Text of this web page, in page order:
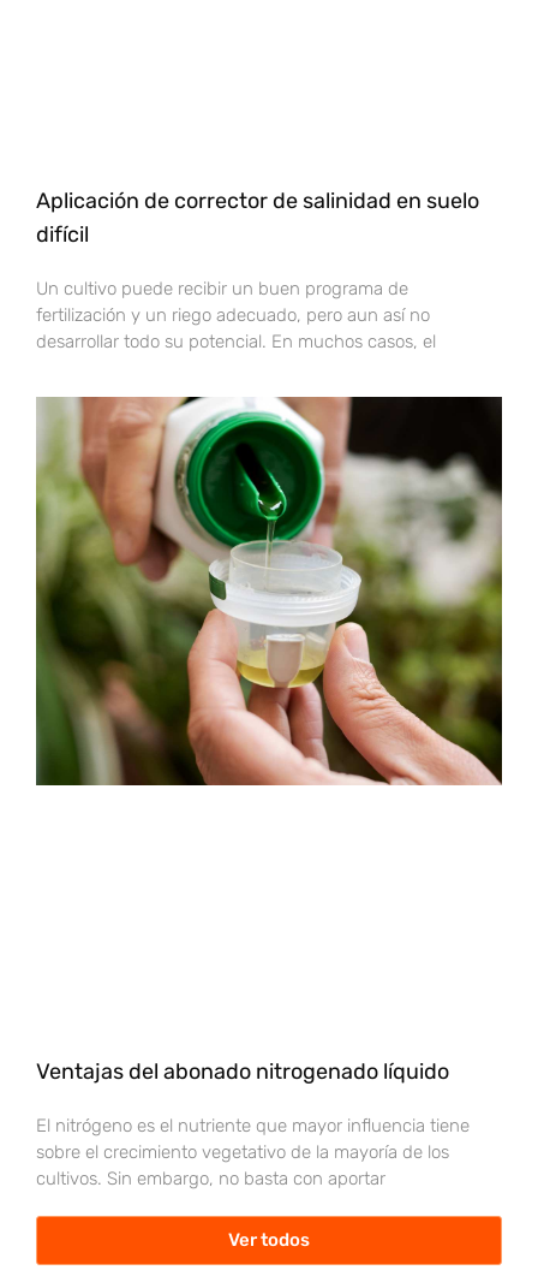
Aplicación de corrector de salinidad en suelo
difícil
Un cultivo puede recibir un buen programa de
fertilización y un riego adecuado, pero aun así no
desarrollar todo su potencial. En muchos casos, el
Ventajas del abonado nitrogenado líquido
El nitrógeno es el nutriente que mayor influencia tiene
sobre el crecimiento vegetativo de la mayoría de los
cultivos. Sin embargo, no basta con aportar
Ver todos